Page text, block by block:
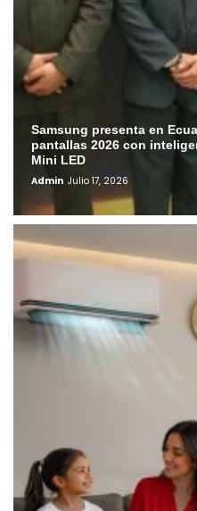
Samsung presenta en
pantallas 2026 con
Mini LED
Admin Julio 17, 2026